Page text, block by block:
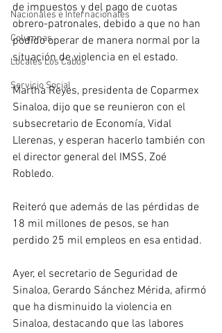
Nacionales e Internacionales
Columnas
Locales Los Cabos
Servicio Social
de impuestos y del pago de cuotas
obrero-patronales, debido a que no han
podido operar de manera normal por la
situación de violencia en el estado.
Martha Reyes, presidenta de Coparmex
Sinaloa, dijo que se reunieron con el
subsecretario de Economía, Vidal
Llerenas, y esperan hacerlo también con
el director general del IMSS, Zoé
Robledo.
Reiteró que además de las pérdidas de
18 mil millones de pesos, se han
perdido 25 mil empleos en esa entidad.
Ayer, el secretario de Seguridad de
Sinaloa, Gerardo Sánchez Mérida, afirmó
que ha disminuido la violencia en
Sinaloa, destacando que las labores